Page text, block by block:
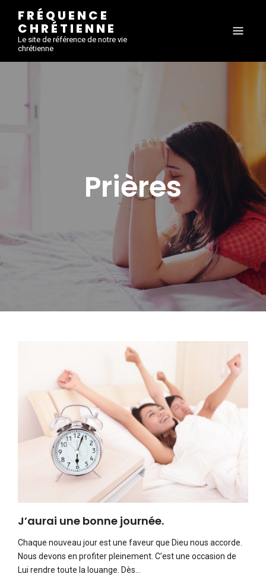
FRÉQUENCE
CHRÉTIENNE
Le site de référence de notre vie
chrétienne
Prières
J’aurai une bonne journée.
Chaque nouveau jour est une faveur que Dieu nous accorde.
Nous devons en profiter pleinement. C’est une occasion de
Lui rendre toute la louange. Dès…